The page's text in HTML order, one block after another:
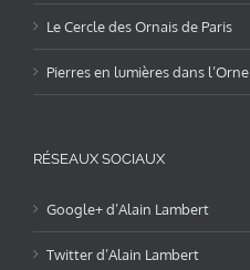
Le Cercle des Ornais de Paris
Pierres en lumières dans l’Orne
RÉSEAUX SOCIAUX
Google+ d’Alain Lambert
Twitter d’Alain Lambert